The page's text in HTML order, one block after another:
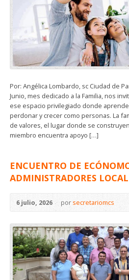
Por: Angélica Lombardo, sc Ciudad de
Junio, mes dedicado a la Familia, nos
ese espacio privilegiado donde
perdonar y crecer como personas. La
de valores, el lugar donde se
miembro encuentra apoyo […]
ENCUENTRO DE
ADMINISTRADORES
6 julio, 2026 porsecretariomcs